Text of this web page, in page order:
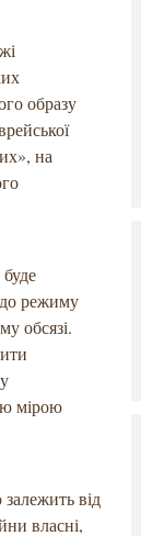
образу
на
режиму
обсязі.
мірою
залежить від
власні,